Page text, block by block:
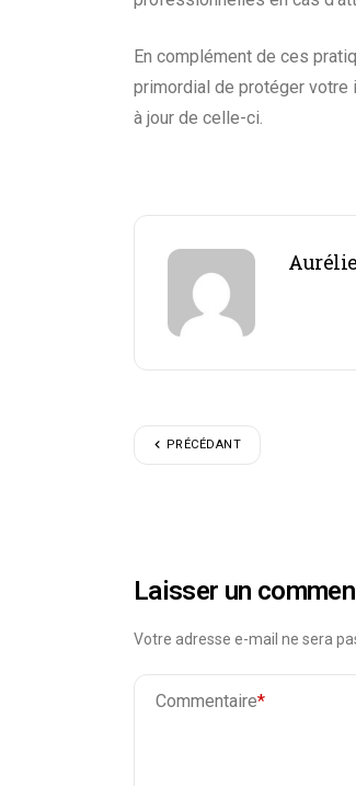
En complément de ces
primordial de protéger votre
à jour de celle-ci.
PRÉCÉDANT
Laisser un
Votre adresse e-mail ne sera
Commentaire*